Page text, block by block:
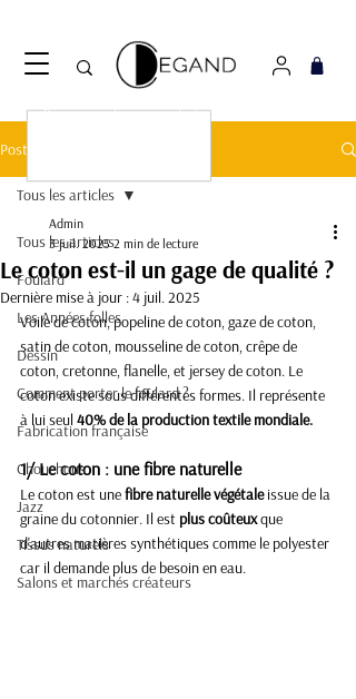
Découvrez notre nouveau foulard Django ! Cliquez
Post
Tous les articles
Foulard
Les Années folles
Dessin
Comment porter le foulard ?
Fabrication française
Chouchous
Jazz
Tissus naturels
Salons et marchés créateurs
Tous les articles
Le coton est-il un gage de qualité ?
Admin
3 juil. 2025 2 min de lecture
Dernière mise à jour :4 juil. 2025
Voile de coton, popeline de coton, gaze de coton,
satin de coton, mousseline de coton, crêpe de
coton, cretonne, flanelle, et jersey de coton. Le
coton existe sous différentes formes. Il représente
à lui seul 40% de la production textile mondiale.
1/ Le coton : une fibre naturelle
Le coton est une fibre naturelle végétale issue de la
graine du cotonnier. Il est plus coûteux que
d'autres matières synthétiques comme le polyester
car il demande plus de besoin en eau.